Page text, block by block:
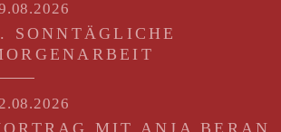
SONNTÄGLICHE
MIT ANJA BERAN